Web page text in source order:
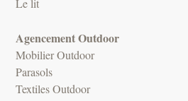
Le lit
Agencement Outdoor
Mobilier Outdoor
Parasols
Textiles Outdoor